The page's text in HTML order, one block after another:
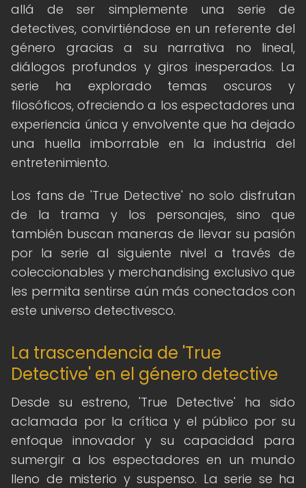
allá de ser simplemente una serie de
detectives, convirtiéndose en un referente del
género gracias a su narrativa no lineal,
diálogos profundos y giros inesperados. La
serie ha explorado temas oscuros y
filosóficos, ofreciendo a los espectadores una
experiencia única y envolvente que ha dejado
una huella imborrable en la industria del
entretenimiento.
Los fans de 'True Detective' no solo disfrutan
de la trama y los personajes, sino que
también buscan maneras de llevar su pasión
por la serie al siguiente nivel a través de
coleccionables y merchandising exclusivo que
les permita sentirse aún más conectados con
este universo detectivesco.
La trascendencia de 'True
Detective' en el género detective
Desde su estreno, 'True Detective' ha sido
aclamada por la crítica y el público por su
enfoque innovador y su capacidad para
sumergir a los espectadores en un mundo
lleno de misterio y suspenso. La serie se ha